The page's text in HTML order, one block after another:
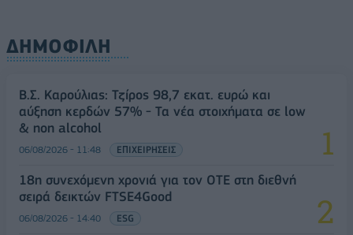
ΔΗΜΟΦΙΛΗ
Β.Σ. Καρούλιας: Τζίρος 98,7 εκατ. ευρώ και
αύξηση κερδών 57% - Τα νέα στοιχήματα σε low
& non alcohol
06/08/2026 - 11:48 ΕΠΙΧΕΙΡΗΣΕΙΣ
18η συνεχόμενη χρονιά για τον ΟΤΕ στη διεθνή
σειρά δεικτών FTSE4Good
06/08/2026 - 14:40 ESG